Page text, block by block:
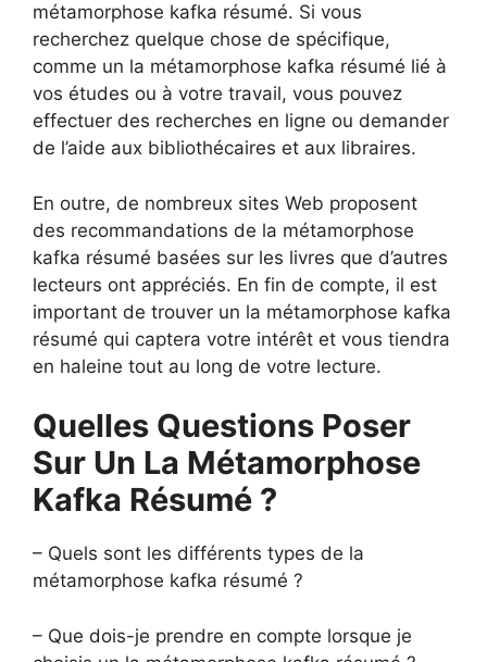
métamorphose kafka résumé. Si vous
recherchez quelque chose de spécifique,
comme un la métamorphose kafka résumé lié à
vos études ou à votre travail, vous pouvez
effectuer des recherches en ligne ou demander
de l’aide aux bibliothécaires et aux libraires.
En outre, de nombreux sites Web proposent
des recommandations de la métamorphose
kafka résumé basées sur les livres que d’autres
lecteurs ont appréciés. En fin de compte, il est
important de trouver un la métamorphose kafka
résumé qui captera votre intérêt et vous tiendra
en haleine tout au long de votre lecture.
Quelles Questions Poser
Sur Un La Métamorphose
Kafka Résumé ?
– Quels sont les différents types de la
métamorphose kafka résumé ?
– Que dois-je prendre en compte lorsque je